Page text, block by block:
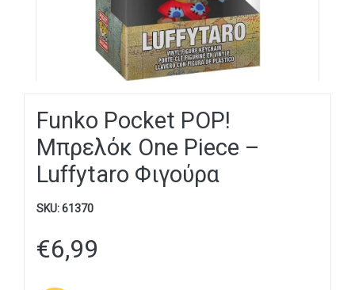
Funko Pocket POP!
Μπρελόκ One Piece –
Luffytaro Φιγούρα
SKU:61370
€6,99